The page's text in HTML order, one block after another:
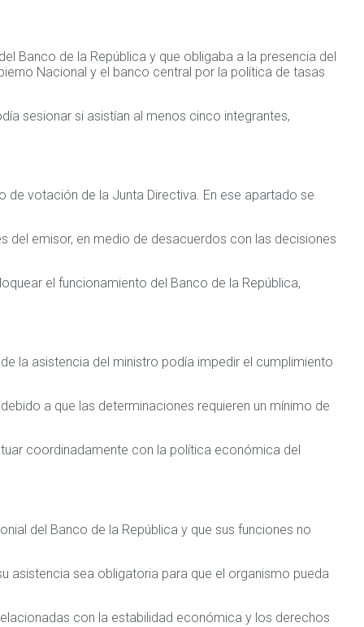
Banco de la República y que obligaba a la presencia del
Nacional y el banco central por la política de tasas
sesionar si asistían al menos cinco integrantes,
votación de la Junta Directiva. En ese apartado se
del emisor, en medio de desacuerdos con las decisiones
el funcionamiento del Banco de la República,
la asistencia del ministro podía impedir el cumplimiento
a que las determinaciones requieren un mínimo de
coordinadamente con la política económica del
del Banco de la República y que sus funciones no
asistencia sea obligatoria para que el organismo pueda
con la estabilidad económica y los derechos